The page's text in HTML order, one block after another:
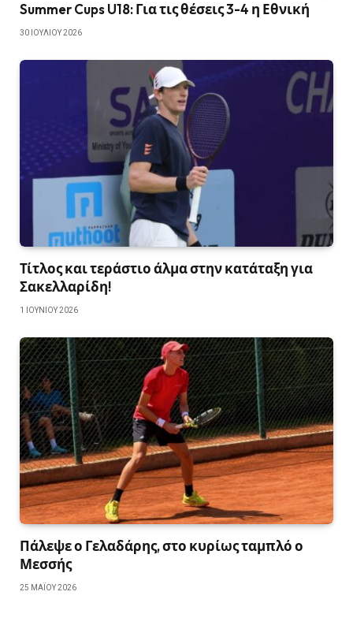
Summer Cups U18: Για τις θέσεις 3-4 η Εθνική
30 ΙΟΥΛΊΟΥ 2026
Τίτλος και τεράστιο άλμα στην κατάταξη για
Σακελλαρίδη!
1 ΙΟΥΝΊΟΥ 2026
Πάλεψε ο Γελαδάρης, στο κυρίως ταμπλό ο
Μεσσής
25 ΜΑΪ́ΟΥ 2026